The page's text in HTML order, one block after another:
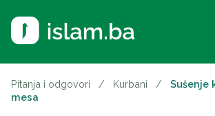
Pitanja i odgovori / Kurbani /
Sušenje
mesa